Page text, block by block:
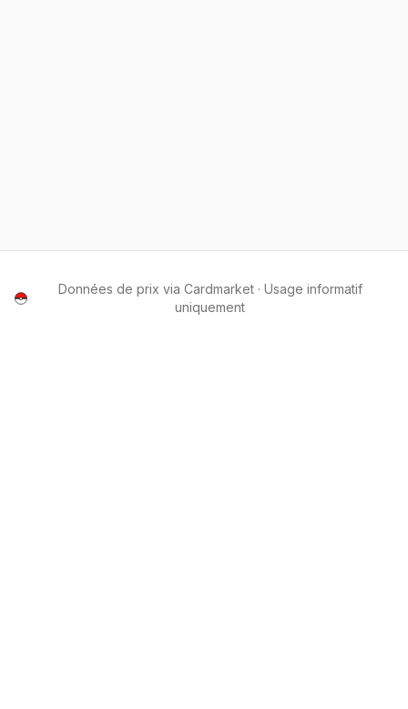
Données de prix via Cardmarket · Usage informatif
uniquement